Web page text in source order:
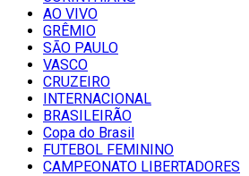
AO VIVO
GRÊMIO
SĀO PAULO
VASCO
CRUZEIRO
INTERNACIONAL
BRASILEIRÃO
Copa do Brasil
FUTEBOL FEMININO
CAMPEONATO LIBERTADORES